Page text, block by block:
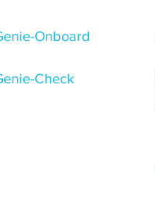
Onboard
Check